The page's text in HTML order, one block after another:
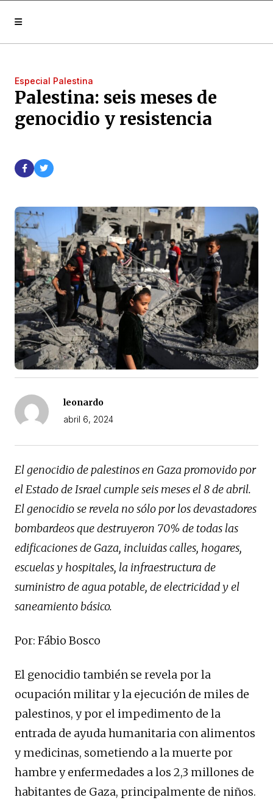
Especial Palestina
Palestina: seis meses de
genocidio y resistencia
leonardo
abril 6, 2024
El genocidio de palestinos en Gaza promovido por
el Estado de Israel cumple seis meses el 8 de abril.
El genocidio se revela no sólo por los devastadores
bombardeos que destruyeron 70% de todas las
edificaciones de Gaza, incluidas calles, hogares,
escuelas y hospitales, la infraestructura de
suministro de agua potable, de electricidad y el
saneamiento básico.
Por: Fábio Bosco
El genocidio también se revela por la
ocupación militar y la ejecución de miles de
palestinos, y por el impedimento de la
entrada de ayuda humanitaria con alimentos
y medicinas, sometiendo a la muerte por
hambre y enfermedades a los 2,3 millones de
habitantes de Gaza, principalmente de niños.